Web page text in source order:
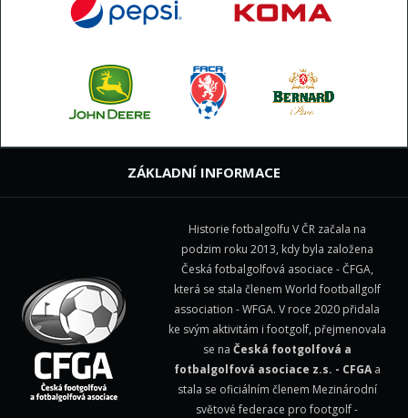
ZÁKLADNÍ INFORMACE
Historie fotbalgolfu V ČR začala na
podzim roku 2013, kdy byla založena
Česká fotbalgolfová asociace - ČFGA,
která se stala členem World footballgolf
association - WFGA. V roce 2020 přidala
ke svým aktivitám i footgolf, přejmenovala
se na Česká footgolfová a
fotbalgolfová asociace z.s. - CFGAa
stala se oficiálním členem Mezinárodní
světové federace pro footgolf -